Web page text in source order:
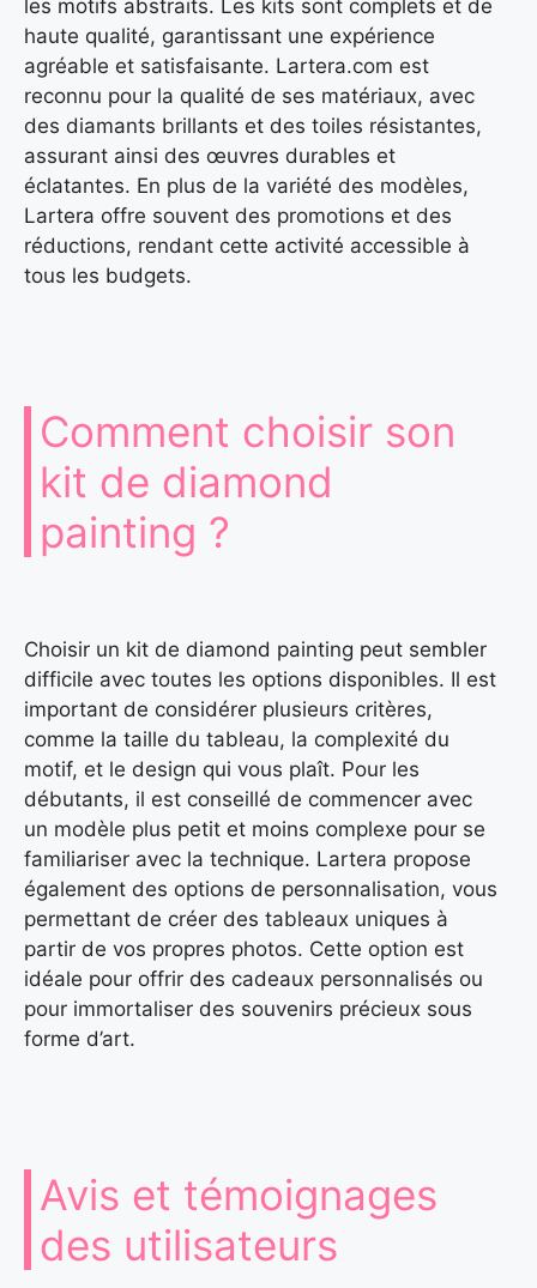
les motifs abstraits. Les kits sont complets et de
haute qualité, garantissant une expérience
agréable et satisfaisante. Lartera.com est
reconnu pour la qualité de ses matériaux, avec
des diamants brillants et des toiles résistantes,
assurant ainsi des œuvres durables et
éclatantes. En plus de la variété des modèles,
Lartera offre souvent des promotions et des
réductions, rendant cette activité accessible à
tous les budgets.
Comment choisir son
kit de diamond
painting ?
Choisir un kit de diamond painting peut sembler
difficile avec toutes les options disponibles. Il est
important de considérer plusieurs critères,
comme la taille du tableau, la complexité du
motif, et le design qui vous plaît. Pour les
débutants, il est conseillé de commencer avec
un modèle plus petit et moins complexe pour se
familiariser avec la technique. Lartera propose
également des options de personnalisation, vous
permettant de créer des tableaux uniques à
partir de vos propres photos. Cette option est
idéale pour offrir des cadeaux personnalisés ou
pour immortaliser des souvenirs précieux sous
forme d’art.
Avis et témoignages
des utilisateurs